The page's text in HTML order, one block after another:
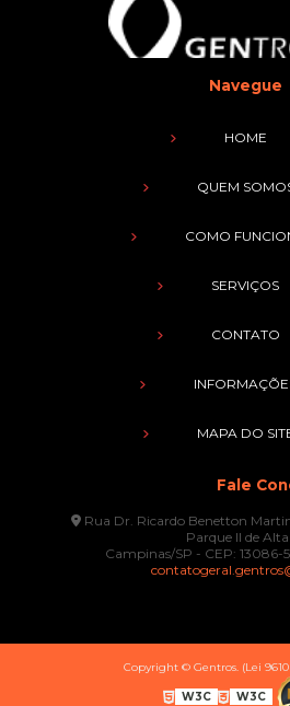
Navegue
HOME
QUEM
COMO
SERVIÇOS
CONTATO
MAPA DO
Fale
Rua Dr. Ricardo Benetton
Parque II de
Campinas/SP - CEP: 13086-
Copyright © Gentros. (Lei 9610
W3C W3C